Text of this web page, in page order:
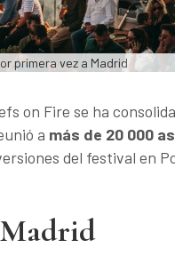
primera vez a Madrid
on Fire se ha
a más de 20 000
del festival en
Madrid